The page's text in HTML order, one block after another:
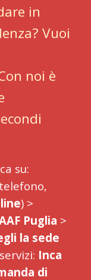
in
Vuoi
noi è
su:
telefono,
) >
Puglia >
la sede
Inca
a di